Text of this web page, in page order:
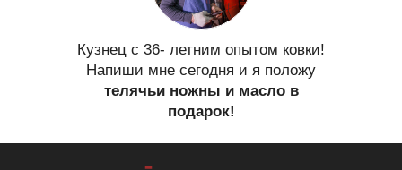
Кузнец с 36- летним опытом ковки!
Напиши мне сегодня и я положу
телячьи ножны и масло в
подарок!